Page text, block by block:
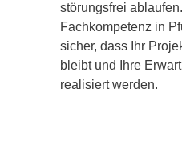
störungsfrei
Fachkompetenz in
sicher, dass Ihr
bleibt und Ihre
realisiert werden.